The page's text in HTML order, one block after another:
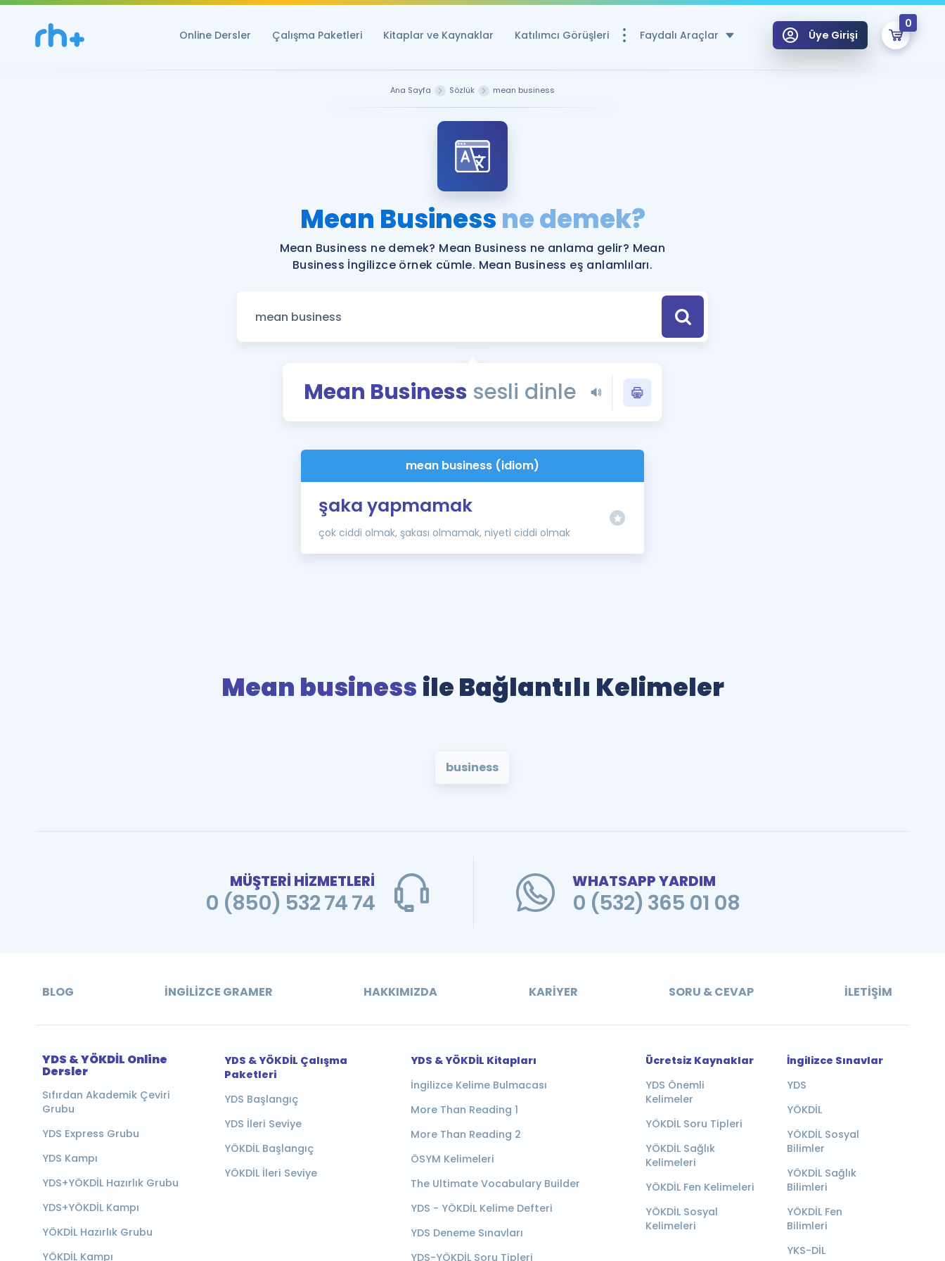
Online Dersler Çalışma Paketleri Kitaplar ve Kaynaklar Katılımcı Görüşleri Faydalı Araçlar
Ücretsiz Kaynaklar
YDS ve YÖKDİL için Ücretsiz Kaynaklar
YDS ve YÖKDİL Puan Hesaplama Aracı
YDS ve YÖKDİL'e Hazırlananlar için Öneriler
Tüm ÖSYM Sınavları Tek Takvimde
Blog
YDS - YÖKDİL Tüm Sınavlarla İlgili Haberler
İngilizce Gramer
Üye Girişi
0
Remzi Hoca ile seni sınava hazırlayacak onlarca eğitim seni bekliyor!
Ana Sayfa Sözlük mean business
Mean Businessne demek?
Mean Business ne demek? Mean Business ne anlama gelir? Mean
Business İngilizce örnek cümle. Mean Business eş anlamlıları.
Mean Business sesli dinle
mean business (idiom)
şaka yapmamak
çok ciddi olmak, şakası olmamak, niyeti ciddi olmak
Mean business ile Bağlantılı Kelimeler
business
MÜŞTERİ HİZMETLERİ
0 (850) 532 74 74
WHATSAPP YARDIM
0 (532) 365 01 08
BLOG İNGILIZCE GRAMER HAKKIMIZDA KARIYER SORU & CEVAP İLETIŞIM
YDS & YÖKDİL Online
Dersler
Sıfırdan Akademik Çeviri
Grubu
YDS Express Grubu
YDS Kampı
YDS+YÖKDİL Hazırlık Grubu
YDS+YÖKDİL Kampı
YÖKDİL Hazırlık Grubu
YÖKDİL Kampı
YDS & YÖKDİL Çalışma
Paketleri
YDS Başlangıç
YDS İleri Seviye
YÖKDİL Başlangıç
YÖKDİL İleri Seviye
YDS & YÖKDİL Kitapları
İngilizce Kelime Bulmacası
More Than Reading 1
More Than Reading 2
ÖSYM Kelimeleri
The Ultimate Vocabulary Builder
YDS - YÖKDİL Kelime Defteri
YDS Deneme Sınavları
YDS-YÖKDİL Soru Tipleri
Ücretsiz Kaynaklar
YDS Önemli
Kelimeler
YÖKDİL Soru Tipleri
YÖKDİL Sağlık
Kelimeleri
YÖKDİL Fen Kelimeleri
YÖKDİL Sosyal
Kelimeleri
İngilizce Sınavlar
YDS
YÖKDİL
YÖKDİL Sosyal
Bilimler
YÖKDİL Sağlık
Bilimleri
YÖKDİL Fen
Bilimleri
YKS-DİL